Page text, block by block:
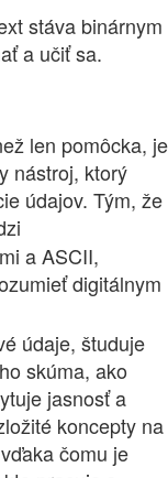
stáva binárnym
a učiť sa.
len pomôcka, je
nástroj, ktorý
údajov. Tým, že
a ASCII,
digitálnym
údaje, študuje
skúma, ako
jasnosť a
koncepty na
čomu je